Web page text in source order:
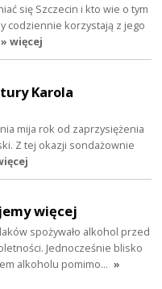
się Szczecin i kto wie o tym
codziennie korzystają z jego
» więcej
Karola
mija rok od zaprzysiężenia
Z tej okazji sondażownie
więcej
spożywało alkohol przed
Jednocześnie blisko
alkoholu pomimo… »